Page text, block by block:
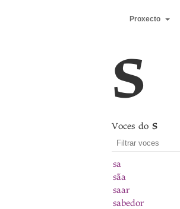
Proxecto
S
Voces do S
sa
sãa
saar
sabedor